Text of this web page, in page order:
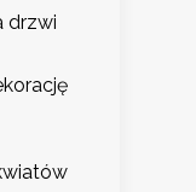
drzwi